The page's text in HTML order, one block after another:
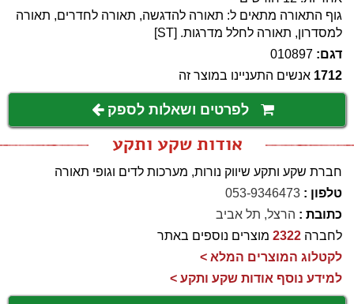
גוף התאורה מתאים ל: תאורה להדגשה, תאורה לחדרים, תאורה
למסדרון, תאורה לחלל מדרגות. [ST]
דגם: 010897
1712 אנשים התעניינו במוצר זה
לפרטים ושאלות לספק
אודות שקע ותקע
חברת שקע ותקע שיווק נורות, מערכות לדים וגופי תאורה
טלפון : 053-9346473
כתובת : הרצל, תל אביב
לחברה 2322 מוצרים נוספים באתר
לקטלוג המוצרים המלא >
למידע נוסף אודות שקע ותקע >